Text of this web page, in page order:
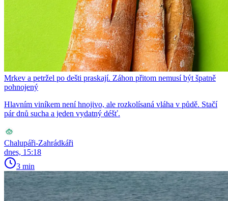
Mrkev a petržel po dešti praskají. Záhon přitom nemusí být špatně
pohnojený
Hlavním viníkem není hnojivo, ale rozkolísaná vláha v půdě. Stačí
pár dnů sucha a jeden vydatný déšť.
Chalupáři-Zahrádkáři
dnes, 15:18
3 min